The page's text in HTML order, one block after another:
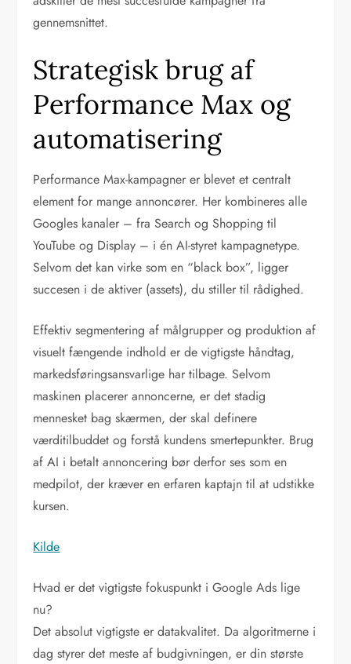
gennemsnittet.
Strategisk brug af
Performance Max og
automatisering
Performance Max-kampagner er blevet et centralt
element for mange annoncører. Her kombineres alle
Googles kanaler – fra Search og Shopping til
YouTube og Display – i én AI-styret kampagnetype.
Selvom det kan virke som en “black box”, ligger
succesen i de aktiver (assets), du stiller til rådighed.
Effektiv segmentering af målgrupper og produktion af
visuelt fængende indhold er de vigtigste håndtag,
markedsføringsansvarlige har tilbage. Selvom
maskinen placerer annoncerne, er det stadig
mennesket bag skærmen, der skal definere
værditilbuddet og forstå kundens smertepunkter. Brug
af AI i betalt annoncering bør derfor ses som en
medpilot, der kræver en erfaren kaptajn til at udstikke
kursen.
Kilde
Hvad er det vigtigste fokuspunkt i Google Ads lige
nu?
Det absolut vigtigste er datakvalitet. Da algoritmerne i
dag styrer det meste af budgivningen, er din største